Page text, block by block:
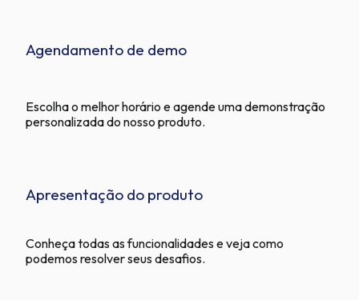
Agendamento de demo
Escolha o melhor horário e agende uma demonstração
personalizada do nosso produto.
Apresentação do produto
Conheça todas as funcionalidades e veja como
podemos resolver seus desafios.